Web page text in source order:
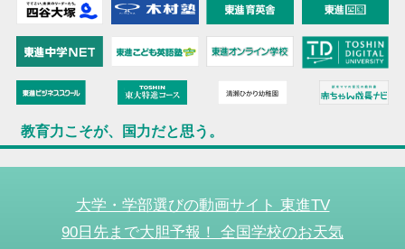
教育力こそが、国力だと思う。
大学・学部選びの動画サイト 東進TV
90日先まで大胆予報！ 全国学校のお天気